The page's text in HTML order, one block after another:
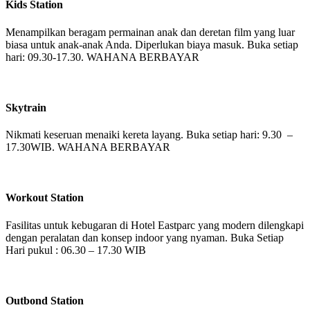
Kids Station
Menampilkan beragam permainan anak dan deretan film yang luar
biasa untuk anak-anak Anda. Diperlukan biaya masuk. Buka setiap
hari: 09.30-17.30. WAHANA BERBAYAR
Skytrain
Nikmati keseruan menaiki kereta layang. Buka setiap hari: 9.30 –
17.30WIB. WAHANA BERBAYAR
Workout Station
Fasilitas untuk kebugaran di Hotel Eastparc yang modern dilengkapi
dengan peralatan dan konsep indoor yang nyaman. Buka Setiap
Hari pukul : 06.30 – 17.30 WIB
Outbond Station